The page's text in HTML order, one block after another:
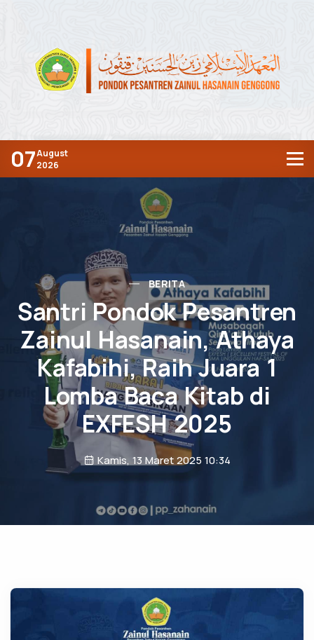
07August
2026
BERITA
Santri Pondok Pesantren
Zainul Hasanain, Athaya
Kafabihi, Raih Juara 1
Lomba Baca Kitab di
EXFESH 2025
Kamis, 13 Maret 2025 10:34